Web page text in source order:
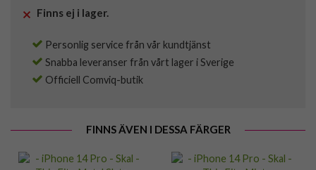
Finns ej i lager.
Personlig service från vår kundtjänst
Snabba leveranser från vårt lager i Sverige
Officiell Comviq-butik
FINNS ÄVEN I DESSA FÄRGER